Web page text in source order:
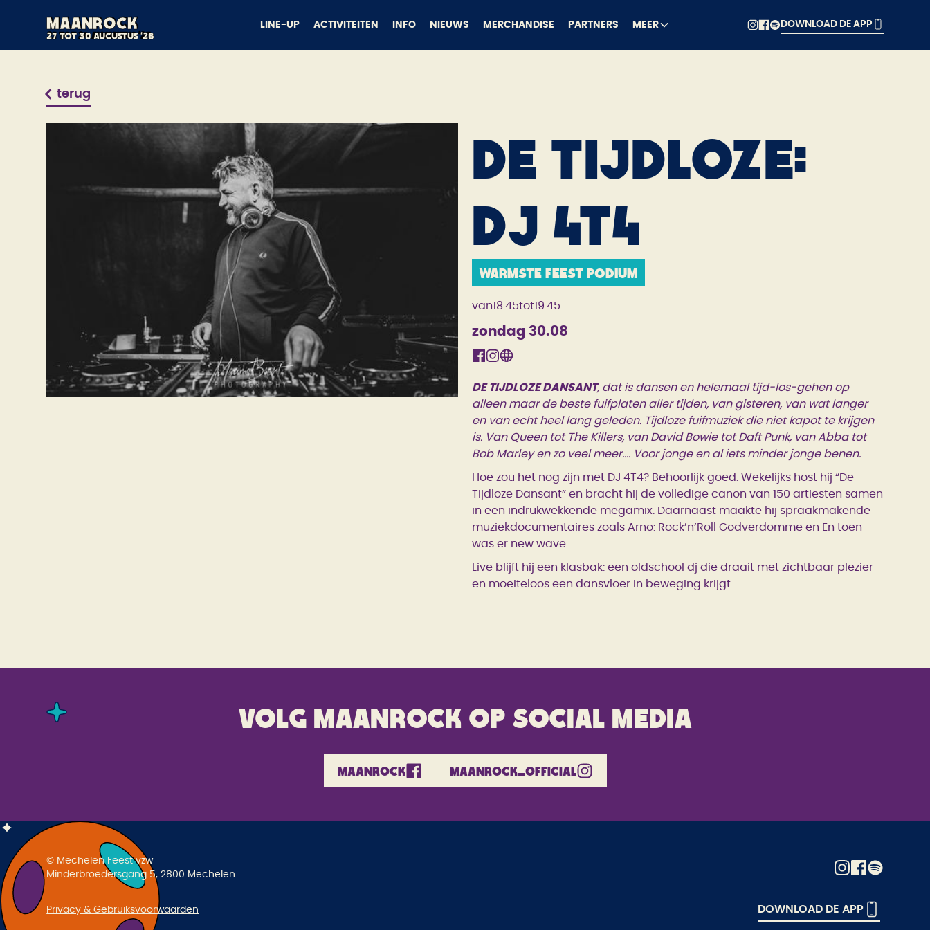
Maanrock
Maanrock
27 tot 30 augustus '26
21 tot 24 augustus '25
LINE-UP ACTIVITEITEN INFO NIEUWS MERCHANDISE PARTNERS MEER DOWNLOAD DE APP
terug
DE TIJDLOZE:
DJ 4T4
Warmste Feest podium
van18:45tot19:45
zondag 30.08
DE TIJDLOZE DANSANT, dat is dansen en helemaal tijd-los-gehen op
alleen maar de beste fuifplaten aller tijden, van gisteren, van wat langer
en van echt heel lang geleden. Tijdloze fuifmuziek die niet kapot te krijgen
is. Van Queen tot The Killers, van David Bowie tot Daft Punk, van Abba tot
Bob Marley en zo veel meer…. Voor jonge en al iets minder jonge benen.
Hoe zou het nog zijn met DJ 4T4? Behoorlijk goed. Wekelijks host hij “De
Tijdloze Dansant” en bracht hij de volledige canon van 150 artiesten samen
in een indrukwekkende megamix. Daarnaast maakte hij spraakmakende
muziekdocumentaires zoals Arno: Rock’n’Roll Godverdomme en En toen
was er new wave.
Live blijft hij een klasbak: een oldschool dj die draait met zichtbaar plezier
en moeiteloos een dansvloer in beweging krijgt.
Volg maanrock op social media
MAANROCK MAANROCK_OFFICIAL
© Mechelen Feest vzw
Minderbroedersgang 5, 2800 Mechelen
Privacy & Gebruiksvoorwaarden DOWNLOAD DE APP